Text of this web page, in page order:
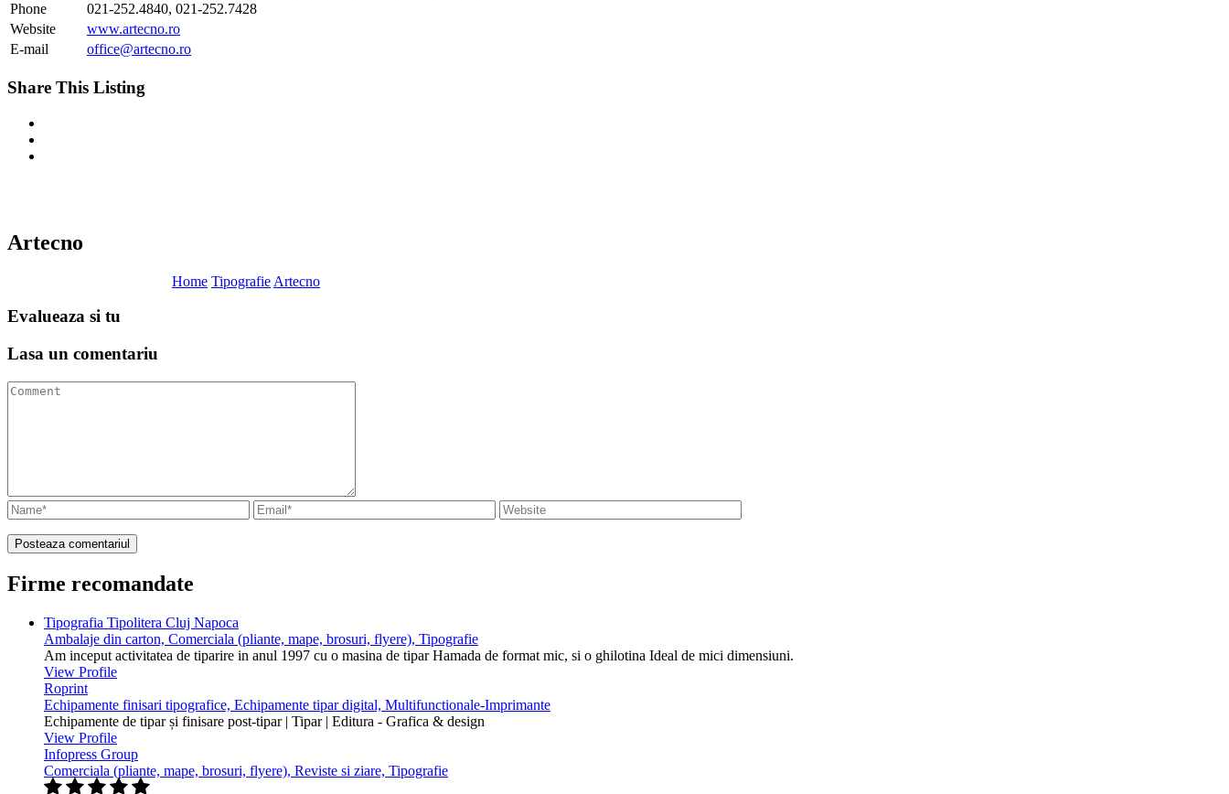
Phone
021-252.4840, 021-252.7428
Website
www.artecno.ro
E-mail
office@artecno.ro
Share This Listing
Artecno
Home Tipografie Artecno
Evalueaza si tu
Lasa un comentariu
Firme recomandate
Tipografia Tipolitera Cluj Napoca
Ambalaje din carton, Comerciala (pliante, mape, brosuri, flyere), Tipografie
Am inceput activitatea de tiparire in anul 1997 cu o masina de tipar Hamada de format mic, si o ghilotina Ideal de mici dimensiuni.
View Profile
Roprint
Echipamente finisari tipografice, Echipamente tipar digital, Multifunctionale-Imprimante
Echipamente de tipar și finisare post-tipar | Tipar | Editura - Grafica & design
View Profile
Infopress Group
Comerciala (pliante, mape, brosuri, flyere), Reviste si ziare, Tipografie